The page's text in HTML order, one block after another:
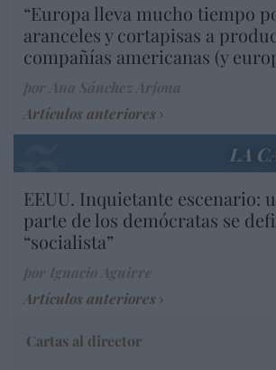
“Europa lleva mucho tiempo
aranceles y cortapisas a
compañías americanas (y
Artículos anteriores
LA
EEUU. Inquietante escenario:
parte de los demócratas se
“socialista”
Artículos anteriores
Cartas al director